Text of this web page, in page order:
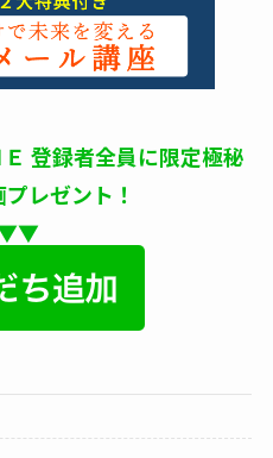
登録者全員に限定極秘
レゼント！